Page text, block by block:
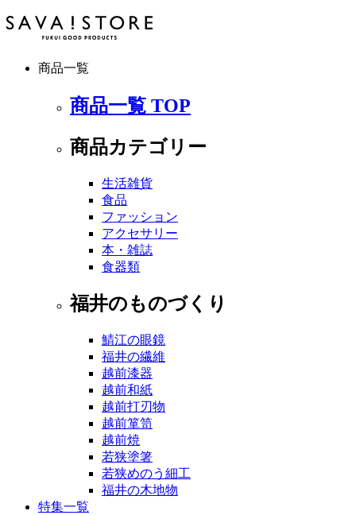
商品一覧
商品一覧 TOP
商品カテゴリー
生活雑貨
食品
ファッション
アクセサリー
本・雑誌
食器類
福井のものづくり
鯖江の眼鏡
福井の繊維
越前漆器
越前和紙
越前打刃物
越前箪笥
越前焼
若狭塗箸
若狭めのう細工
福井の木地物
特集一覧